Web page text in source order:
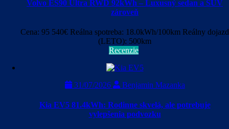
Volvo ES90 Ultra RWD 92kWh – Luxusný sedan a SUV
zároveň
Cena: 95 540€ Reálna spotreba: 18.0kWh/100km Reálny dojazd
(LETO): 500km
Recenzie
31/07/2026 Benjamin Mazanka
Kia EV5 81.4kWh: Rodinne skvelá, ale potrebuje
vylepšenia podvozku